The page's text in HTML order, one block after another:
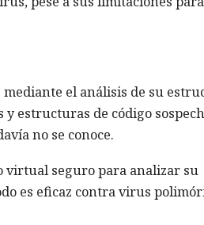
el análisis de su
estructuras de código
no se conoce.
virtual seguro para analizar su
es eficaz contra virus